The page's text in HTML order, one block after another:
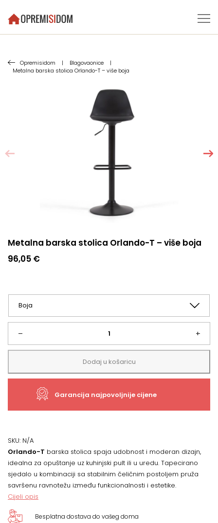
Opremisidom | Blagovaonice
|
Metalna barska stolica Orlando-T – više boja
Metalna barska stolica Orlando-T – više boja
96,05 €
–
Metalna
barska
stolica
Orlando-
-
boja
količina
+
Dodaj u košaricu
Garancija najpovoljnije cijene
SKU: N/A
Orlando-T barska stolica spaja udobnost i moderan dizajn,
idealna za opuštanje uz kuhinjski pult ili u uredu. Tapecirano
sjedalo u kombinaciji sa stabilnim čeličnim postoljem pruža
savršenu ravnotežu između funkcionalnosti i estetike.
Cijeli opis
Besplatna dostava do vašeg doma